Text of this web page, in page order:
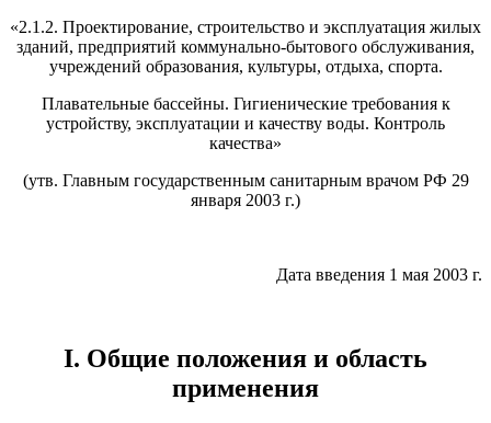
«2.1.2. Проектирование, строительство и эксплуатация жилых
зданий, предприятий коммунально-бытового обслуживания,
учреждений образования, культуры, отдыха, спорта.
Плавательные бассейны. Гигиенические требования к
устройству, эксплуатации и качеству воды. Контроль
качества»
(утв. Главным государственным санитарным врачом РФ 29
января 2003 г.)
Дата введения 1 мая 2003 г.
I. Общие положения и область
применения